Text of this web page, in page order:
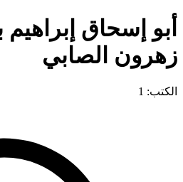
أبو إسحاق
زهرون الصابي
الكتب: 1